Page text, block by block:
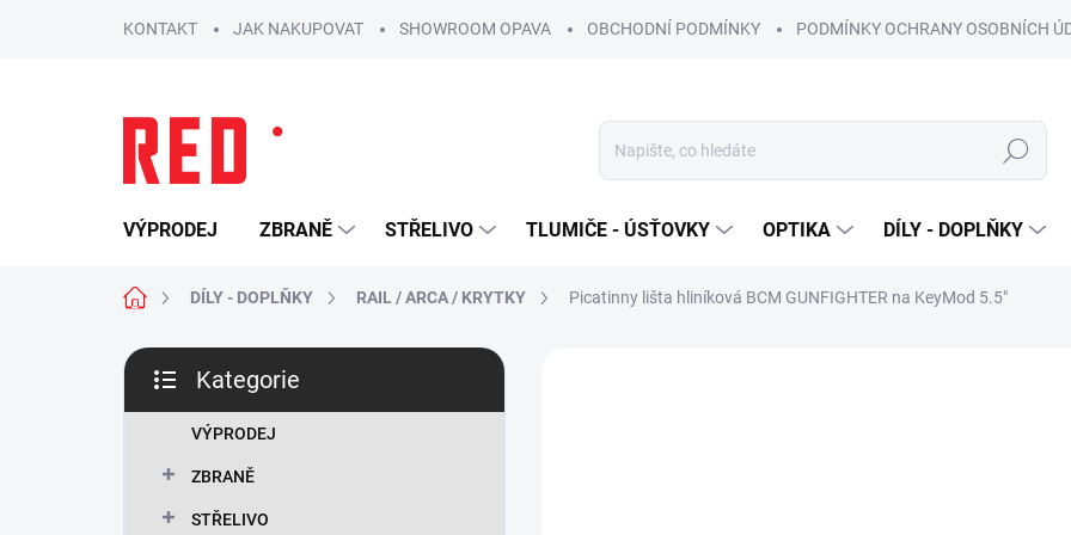
KONTAKT JAK NAKUPOVAT SHOWROOM OPAVA OBCHODNÍ PODMÍNKY PODMÍNKY OCHRANY OSOBNÍCH
Hledat
VÝPRODEJ ZBRANĚ STŘELIVO TLUMIČE - ÚSŤOVKY OPTIKA DÍLY - DOPLŇKY
Domů DÍLY - DOPLŇKY RAIL / ARCA / KRYTKY Picatinny lišta hliníková BCM GUNFIGHTER na KeyMod 5.5"
P
s
kategorie
Kategorie
VÝPRODEJ
ZBRANĚ
STŘELIVO